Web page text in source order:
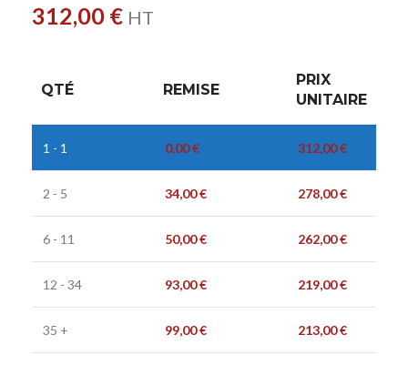
312,00 € HT
QTÉ REMISE
PRIX
UNITAIRE
1 - 1 0,00€ 312,00€
2 - 5 34,00€ 278,00€
6 - 11 50,00€ 262,00€
12 - 34 93,00€ 219,00€
35 + 99,00€ 213,00€